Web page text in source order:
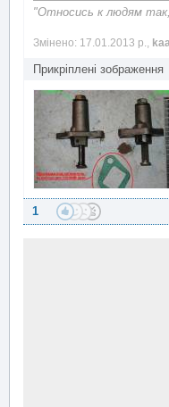
"Относись к людям
Змінено: 17.01.2013 р.,
Прикріплені зображення
1